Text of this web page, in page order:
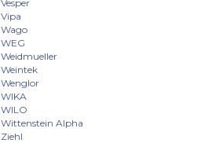
Vesper
Vipa
Wago
WEG
Weidmueller
Weintek
Wenglor
WIKA
WILO
Wittenstein Alpha
Ziehl